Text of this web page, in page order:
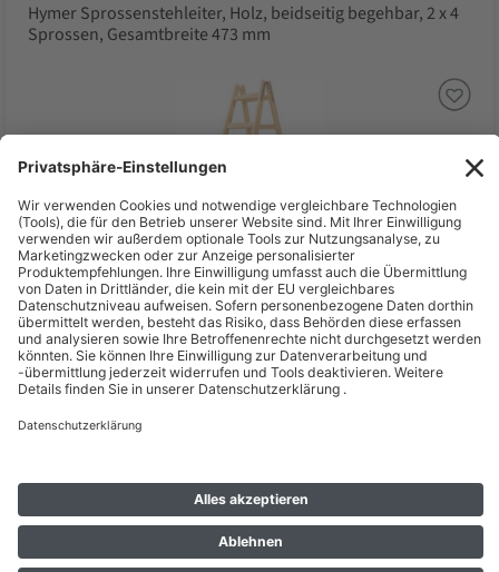
Hymer Sprossenstehleiter, Holz, beidseitig begehbar, 2 x 4
Sprossen, Gesamtbreite 473 mm
Deal %
UVP110,67 €
81,62 €
inkl. MwSt zzgl. Versand *
Lieferzeit: 3 - 4 Werktage*
Hymer Sprossenstehleiter, Holz, beidseitig begehbar, 2 x 6
Sprossen, Gesamtbreite 535 mm